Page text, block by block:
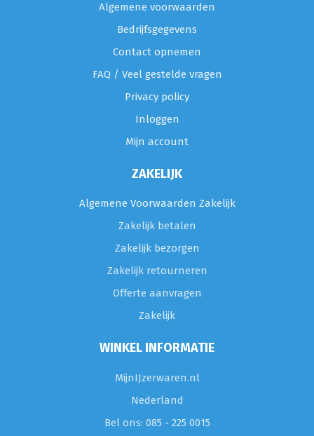
Algemene voorwaarden
Bedrijfsgegevens
Contact opnemen
FAQ / Veel gestelde vragen
Privacy policy
Inloggen
Mijn account
ZAKELIJK
Algemene Voorwaarden Zakelijk
Zakelijk betalen
Zakelijk bezorgen
Zakelijk retourneren
Offerte aanvragen
Zakelijk
WINKEL INFORMATIE
MijnIJzerwaren.nl
Nederland
Bel ons: 085 - 225 0015